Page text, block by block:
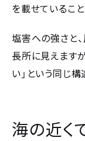
を載せているこ
塩害への強さと
長所に見えます
い」という同じ
海の近く